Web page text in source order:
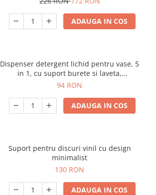
ADAUGA IN COS
Dispenser detergent lichid pentru vase, 5
in 1, cu suport burete si laveta,
organizator chiuveta
94 RON
ADAUGA IN COS
Suport pentru discuri vinil cu design
minimalist
130 RON
ADAUGA IN COS